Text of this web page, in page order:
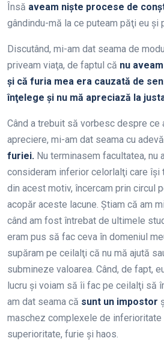
Însă aveam nişte procese de
gândindu-mă la ce puteam păţi eu şi
Discutând, mi-am dat seama de
priveam viaţa, de faptul că nu
şi că furia mea era cauzată de
înţelege şi nu mă apreciază la
Când a trebuit să vorbesc despre ce
apreciere, mi-am dat seama cu
furiei. Nu terminasem facultatea, nu
consideram inferior celorlalţi care îşi
din acest motiv, încercam prin circul
acopăr aceste lacune. Ştiam că am
când am fost întrebat de ultimele
eram pus să fac ceva în domeniul
supăram pe ceilalţi că nu mă ajută
submineze valoarea. Când, de fapt,
lucru şi voiam să îi fac pe ceilalţi să
am dat seama că sunt un impostor
maschez complexele de inferioritate
superioritate, furie şi haos.